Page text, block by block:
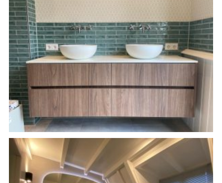
Badkamer meubel op maat
Badkamer Meubel op maat